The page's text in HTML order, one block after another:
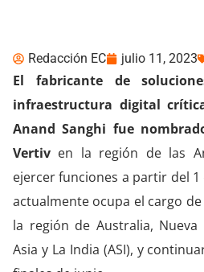
Redacción EC julio 11, 2023
El fabricante de
infraestructura digital
Anand Sanghi fue
Vertiv en la región de las
ejercer funciones a partir del 1
actualmente ocupa el cargo
la región de Australia,
Asia y La India (ASI), y